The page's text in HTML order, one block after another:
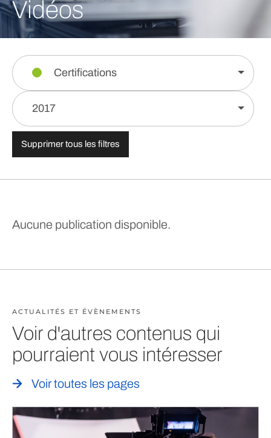
Vidéos
Certifications
2017
Supprimer tous les filtres
Aucune publication disponible.
ACTUALITÉS ET ÉVÈNEMENTS
Voir d'autres contenus qui
pourraient vous intéresser
Voir toutes les pages